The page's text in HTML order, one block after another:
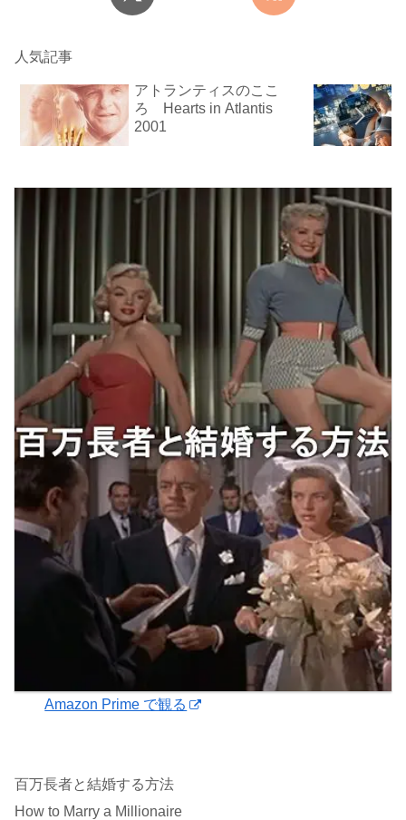
人気記事
アトランティスのここ
ろ Hearts in Atlantis
2001
Amazon Prime で観る
百万長者と結婚する方法
How to Marry a Millionaire